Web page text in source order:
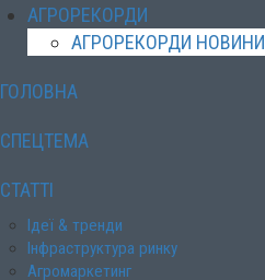
АГРОРЕКОРДИ
АГРОРЕКОРДИ НОВИНИ
ГОЛОВНА
СПЕЦТЕМА
СТАТТІ
Ідеї & тренди
Інфраструктура ринку
Агромаркетинг